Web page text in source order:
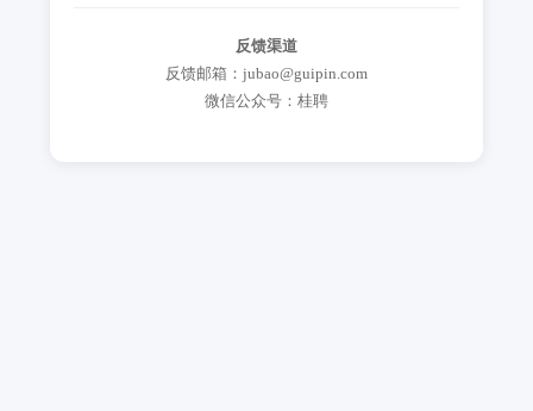
反馈渠道
反馈邮箱：jubao@guipin.com
微信公众号：桂聘